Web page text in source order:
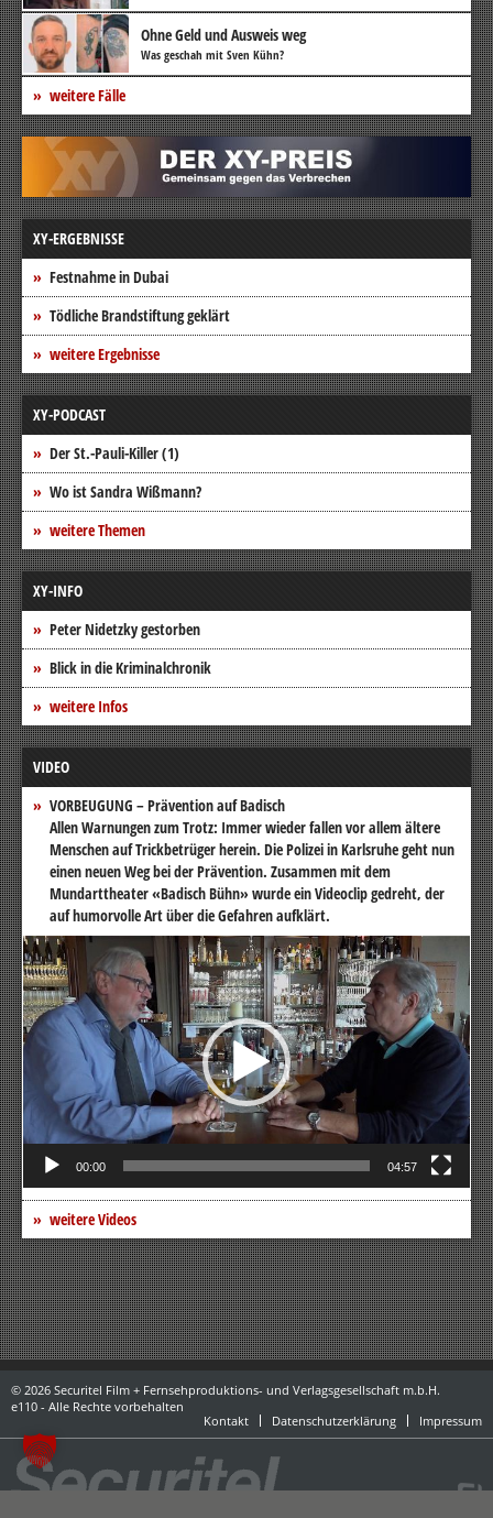
Ohne Geld und Ausweis weg
Was geschah mit Sven Kühn?
weitere Fälle
XY-ERGEBNISSE
Festnahme in Dubai
Tödliche Brandstiftung geklärt
weitere Ergebnisse
XY-PODCAST
Der St.-Pauli-Killer (1)
Wo ist Sandra Wißmann?
weitere Themen
XY-INFO
Peter Nidetzky gestorben
Blick in die Kriminalchronik
weitere Infos
VIDEO
VORBEUGUNG – Prävention auf Badisch
Allen Warnungen zum Trotz: Immer wieder fallen vor allem ältere
Menschen auf Trickbetrüger herein. Die Polizei in Karlsruhe geht nun
einen neuen Weg bei der Prävention. Zusammen mit dem
Mundarttheater «Badisch Bühn» wurde ein Videoclip gedreht, der
auf humorvolle Art über die Gefahren aufklärt.
Video-
Player
00:00 04:57
weitere Videos
© 2026 Securitel Film + Fernsehproduktions- und Verlagsgesellschaft m.b.H.
e110 - Alle Rechte vorbehalten
Kontakt
Datenschutzerklärung Impressum
powered by danubius